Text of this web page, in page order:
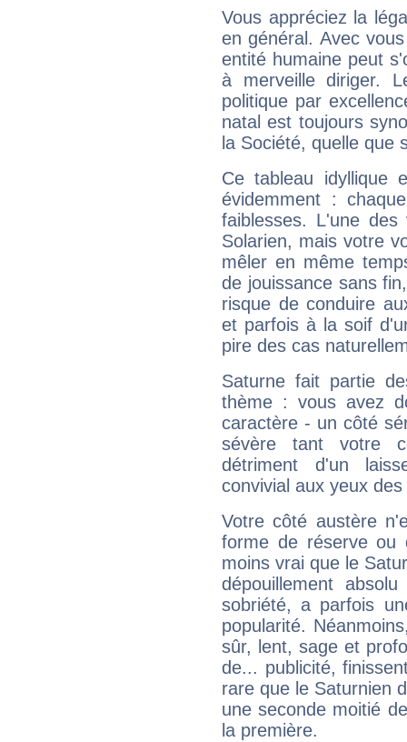
Vous appréciez la
en général. Avec
entité humaine peut
à merveille diriger.
politique par
natal est toujours
la Société, quelle que
Ce tableau idyllique
évidemment :
faiblesses. L'une
Solarien, mais votre
mêler en même
de jouissance sans
risque de conduire
et parfois à la soif
pire des cas
Saturne fait partie
thème : vous avez
caractère - un côté
sévère tant votre
détriment d'un
convivial aux yeux
Votre côté austère
forme de réserve
moins vrai que le
dépouillement
sobriété, a parfois
popularité.
sûr, lent, sage et
de... publicité,
rare que le Saturnien
une seconde moitié
la première.